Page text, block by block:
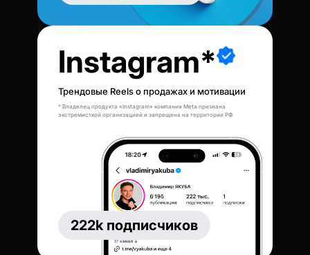
Instagram*
Трендовые Reels о продажах и мотивации
* Владелец продукта «Instagram» компания Meta признана
экстремисткой организацией и запрещена на территории РФ
222k подписчиков